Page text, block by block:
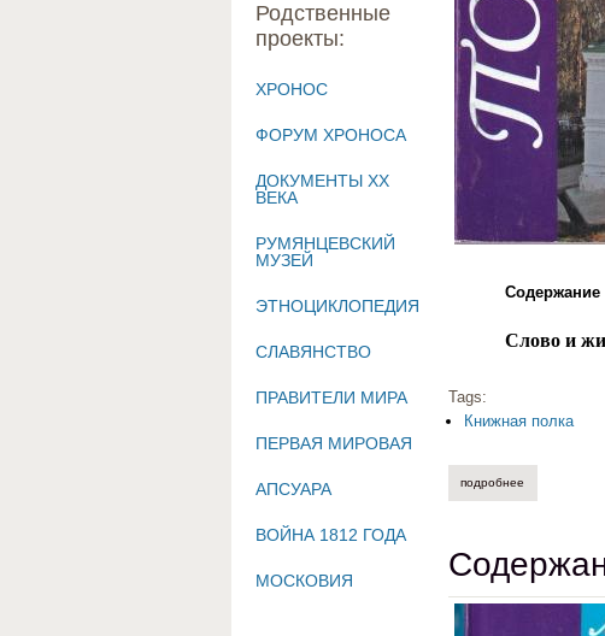
Содержание
Слово и
Tags:
Книжная полка
подробнее
Родственные
проекты:
ХРОНОС
ФОРУМ ХРОНОСА
ДОКУМЕНТЫ XX
ВЕКА
РУМЯНЦЕВСКИЙ
МУЗЕЙ
ЭТНОЦИКЛОПЕДИЯ
СЛАВЯНСТВО
ПРАВИТЕЛИ МИРА
ПЕРВАЯ МИРОВАЯ
АПСУАРА
ВОЙНА 1812 ГОДА
МОСКОВИЯ